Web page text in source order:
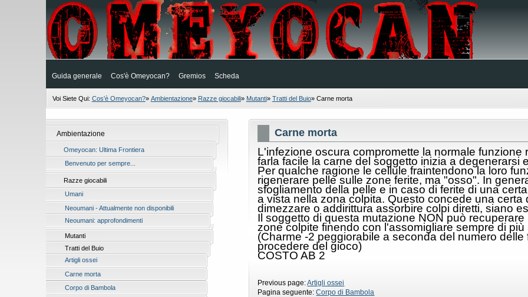
Guida generale Cos'è Omeyocan? Gremios Scheda
Voi Siete Qui: Cos'è Omeyocan?» Ambientazione» Razze giocabili» Mutanti» Tratti del Buio» Carne morta
Ambientazione
Omeyocan: Ultima Frontiera
Benvenuto per sempre...
Razze giocabili
Umani
Neoumani - Attualmente non disponibili
Neoumani: approfondimenti
Mutanti
Tratti del Buio
Artigli ossei
Carne morta
Corpo di Bambola
Carne morta
L'infezione oscura compromette la normale funzione
farla facile la carne del soggetto inizia a degenerarsi
Per qualche ragione le cellule fraintendono la loro
rigenerare pelle sulle zone ferite, ma "osso". In
sfogliamento della pelle e in caso di ferite di una
a vista nella zona colpita. Questo concede una
dimezzare o addirittura assorbire colpi diretti, siano
Il soggetto di questa mutazione NON può
zone colpite finendo con l'assomigliare sempre di
(Charme -2 peggiorabile a seconda del numero
procedere del gioco)
COSTO AB 2
Previous page:Artigli ossei
Pagina seguente:Corpo di Bambola